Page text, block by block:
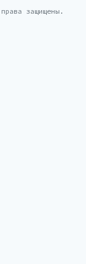
защищены.